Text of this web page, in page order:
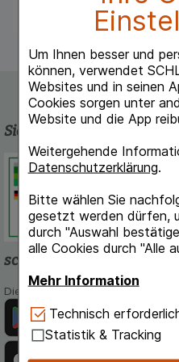
Um Ihnen besser und
können, verwendet
Websites und in seinen
Cookies sorgen unter
Website und die App
Weitergehende
Datenschutzerklärung.
Bitte wählen Sie
gesetzt werden dürfen,
durch "Auswahl
alle Cookies durch "Alle
Mehr Information
Technisch Notwendig:
Cookies, die für die
Website notwendig sind
Technisch
Statistik & Tracking
Sicherheit und Qualität
Deutschen
schlossapo.de-App
Die App von schlossapo.de jetzt